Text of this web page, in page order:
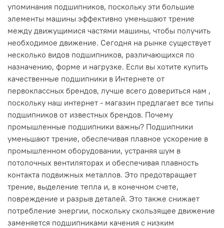
упоминания подшипников, поскольку эти большие
элементы машины эффективно уменьшают трение
между движущимися частями машины, чтобы получить
необходимое движение. Сегодня на рынке существует
несколько видов подшипников, различающихся по
назначению, форме и нагрузке. Если вы хотите купить
качественные подшипники в Интернете от
первоклассных брендов, лучше всего довериться нам ,
поскольку наш интернет - магазин предлагает все типы
подшипников от известных брендов. Почему
промышленные подшипники важны? Подшипники
уменьшают трение, обеспечивая плавное ускорение в
промышленном оборудовании, устраняя шум в
потолочных вентиляторах и обеспечивая плавность
контакта подвижных металлов. Это предотвращает
трение, выделение тепла и, в конечном счете,
повреждение и разрыв деталей. Это также снижает
потребление энергии, поскольку скользящее движение
заменяется подшипниками качения с низким